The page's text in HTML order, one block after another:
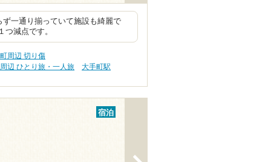
一通り揃っていて施設も綺麗で
減点です。
周辺 切り傷
辺 ひとり旅・一人旅
大手町駅
宿泊